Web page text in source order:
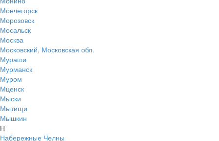
Мончегорск
Морозовск
Мосальск
Москва
Московский, Московская обл.
Мураши
Мурманск
Муром
Мценск
Мыски
Мытищи
Мышкин
Н
Набережные Челны